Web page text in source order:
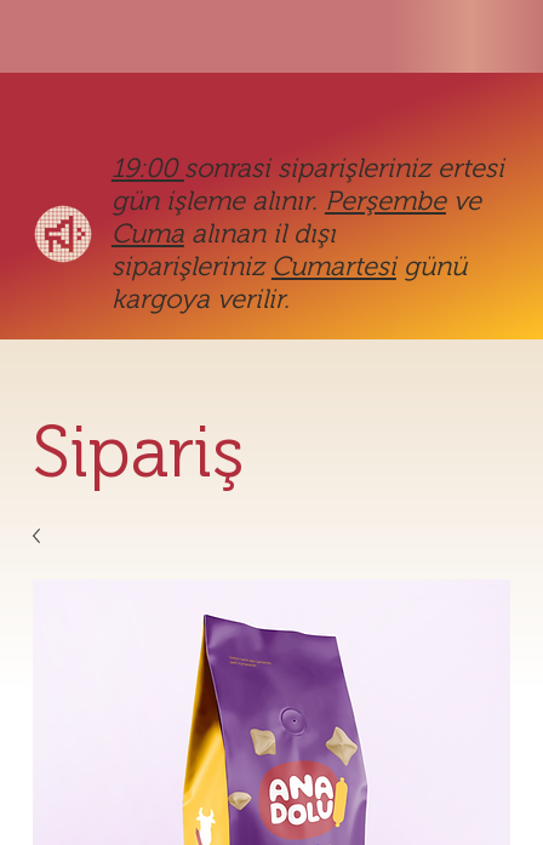
Sipariş
19:00sonrasi siparişleriniz ertesi
gün işleme alınır. Perşembeve
Cumaalınan il dışı
siparişleriniz Cumartesigünü
kargoya verilir.